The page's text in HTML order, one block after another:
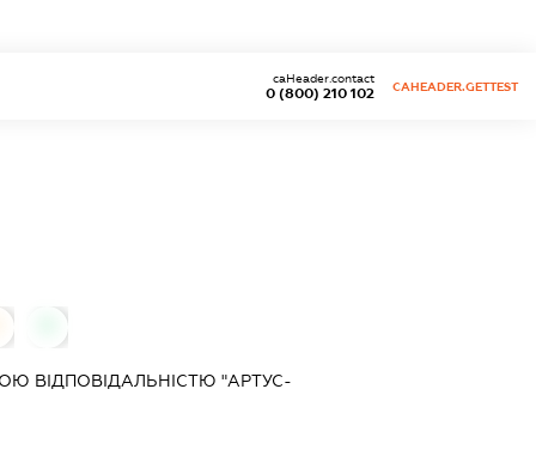
0 (800) 210 102
caHeader.contact
CAHEADER.GETTEST
ВІДПОВІДАЛЬНІСТЮ "АРТУС-